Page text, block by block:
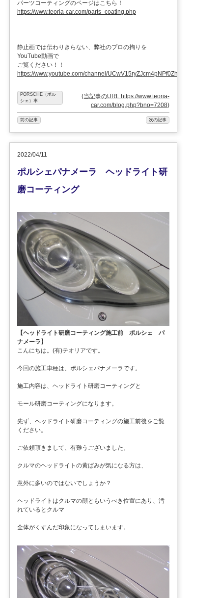
パーツコーティングのページはこちら！
https://www.teoria-car.com/parts_coating.php
静止画では伝わりきらない、弊社のプロの拘りを
YouTube動画で
ご覧ください！！
https://www.youtube.com/channel/UCwV15ryZJcm4pNPf0ZhXu9g
PORSCHE（ポル
シェ）車
(当記事のURL https://www.teoria-
car.com/blog.php?bno=7208)
前の記事 次の記事
2022/04/11
ポルシェパナメーラ ヘッドライト研
磨コーティング
【ヘッドライト研磨コーティング施工前 ポルシェ パ
ナメーラ】
こんにちは。(有)テオリアです。
今回の施工車種は、ポルシェパナメーラです。
施工内容は、ヘッドライト研磨コーティングと
モール研磨コーティングになります。
先ず、ヘッドライト研磨コーティングの施工前後をご覧
ください。
ご依頼頂きまして、有難うございました。
クルマのヘッドライトの黄ばみが気になる方は、
意外に多いのではないでしょうか？
ヘッドライトはクルマの顔ともいうべき位置にあり、汚
れているとクルマ
全体がくすんだ印象になってしまいます。